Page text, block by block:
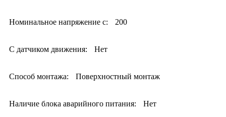
Номинальное напряжение с: 200
С датчиком движения: Нет
Способ монтажа: Поверхностный монтаж
Наличие блока аварийного питания: Нет